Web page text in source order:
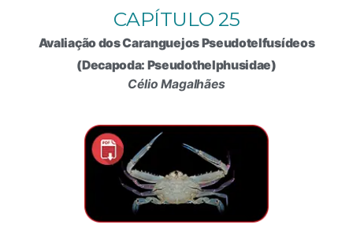
CAPÍTULO 25
Avaliação dos Caranguejos Pseudotelfusídeos
(Decapoda: Pseudothelphusidae)
Célio Magalhães